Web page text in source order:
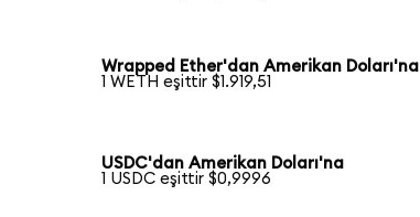
Wrapped Ether'dan Amerikan Doları'na
1 WETH eşittir $1.919,51
USDC'dan Amerikan Doları'na
1 USDC eşittir $0,9996